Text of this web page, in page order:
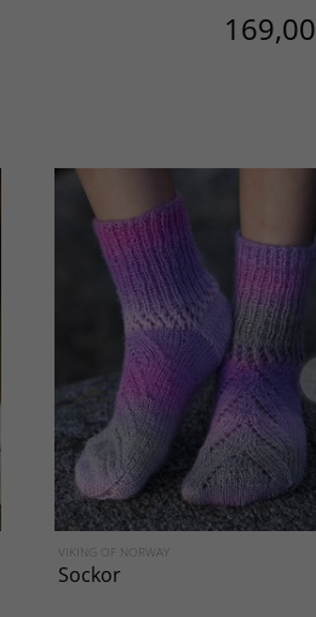
169,00
VIKING OF NORWAY
Sockor